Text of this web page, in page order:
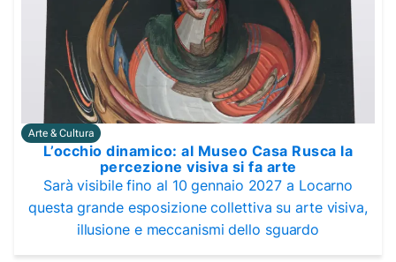
Arte & Cultura
L’occhio dinamico: al Museo Casa Rusca la
percezione visiva si fa arte
Sarà visibile fino al 10 gennaio 2027 a Locarno
questa grande esposizione collettiva su arte visiva,
illusione e meccanismi dello sguardo